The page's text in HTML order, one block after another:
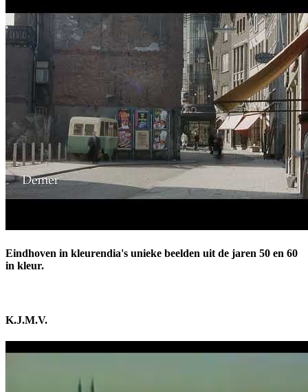
Eindhoven in kleurendia's unieke beelden uit de jaren 50 en 60
in kleur.
K.J.M.V.